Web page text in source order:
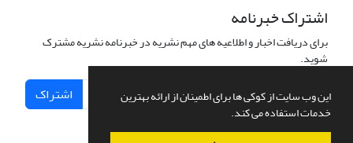
این وب سایت از کوکی ها برای اطمینان از ارائه بهترین
خدمات استفاده می کند.
اشتراک خبرنامه
برای دریافت اخبار و اطلاعیه های مهم نشریه در خبرنامه نشریه مشترک
شوید.
اشتراک